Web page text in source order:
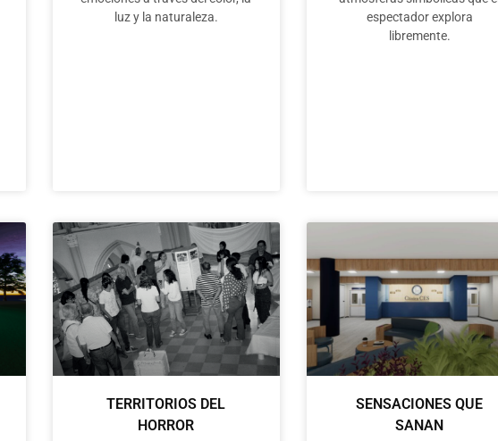
luz y la naturaleza.
espectador explora
libremente.
TERRITORIOS DEL
HORROR
SENSACIONES QUE
SANAN